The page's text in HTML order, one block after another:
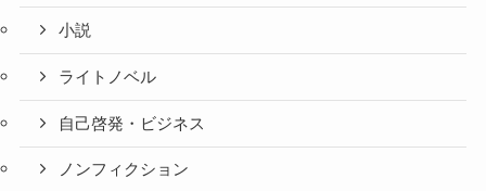
小説
ライトノベル
自己啓発・ビジネス
ノンフィクション